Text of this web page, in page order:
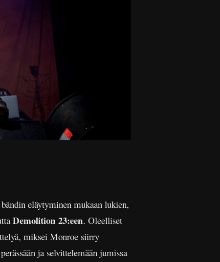
eläytyminen mukaan lukien,
Demolition 23:een. Oleelliset
miksei Monroe siirry
ja selvittelemään jumissa